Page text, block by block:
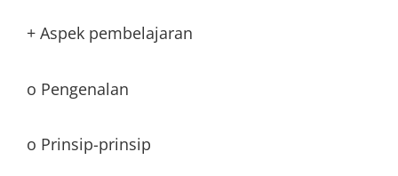
+ Aspek pembelajaran
o Pengenalan
o Prinsip-prinsip